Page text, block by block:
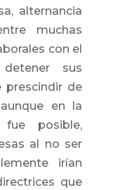
alternancia
muchas
con el
sus
prescindir de
en la
posible,
al no ser
irían
que